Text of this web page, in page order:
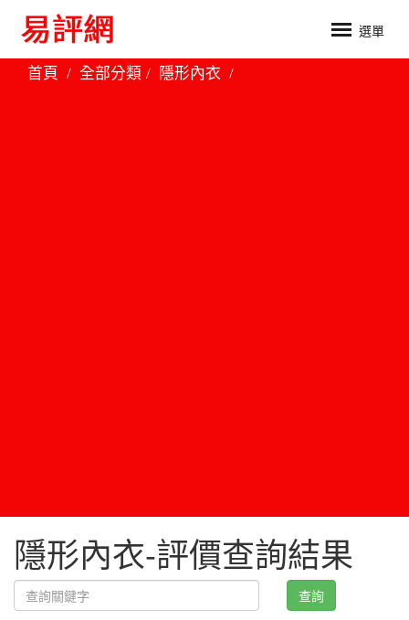
選單
首頁 全部分類 隱形內衣
隱形內衣-評價查詢結果
查詢